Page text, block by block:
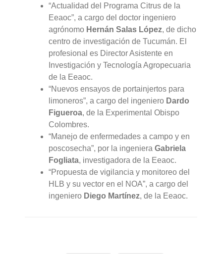
“Actualidad del Programa Citrus de la
Eeaoc”, a cargo del doctor ingeniero
agrónomo Hernán Salas López, de dicho
centro de investigación de Tucumán. El
profesional es Director Asistente en
Investigación y Tecnología Agropecuaria
de la Eeaoc.
“Nuevos ensayos de portainjertos para
limoneros”, a cargo del ingeniero Dardo
Figueroa, de la Experimental Obispo
Colombres.
“Manejo de enfermedades a campo y en
poscosecha”, por la ingenieraGabriela
Fogliata, investigadora de la Eeaoc.
“Propuesta de vigilancia y monitoreo del
HLB y su vector en el NOA”, a cargo del
ingeniero Diego Martínez, de la Eeaoc.